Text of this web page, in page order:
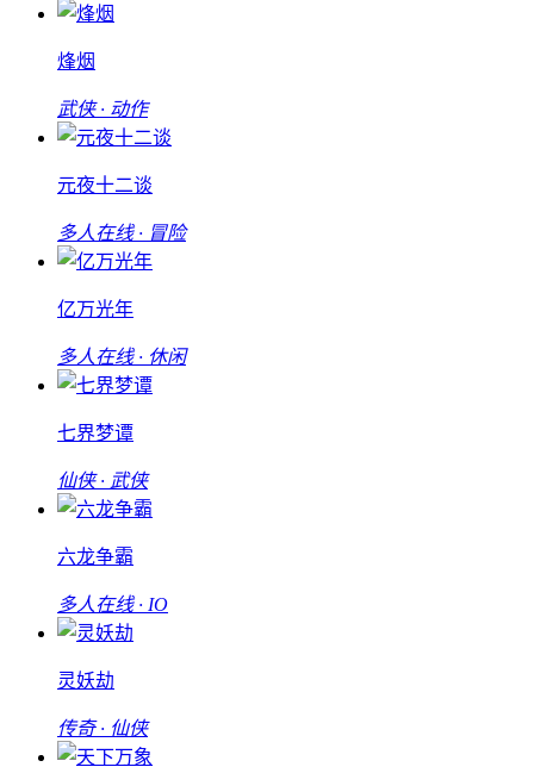
烽烟
武侠 · 动作
元夜十二谈
多人在线 · 冒险
亿万光年
多人在线 · 休闲
七界梦谭
仙侠 · 武侠
六龙争霸
多人在线 · IO
灵妖劫
传奇 · 仙侠